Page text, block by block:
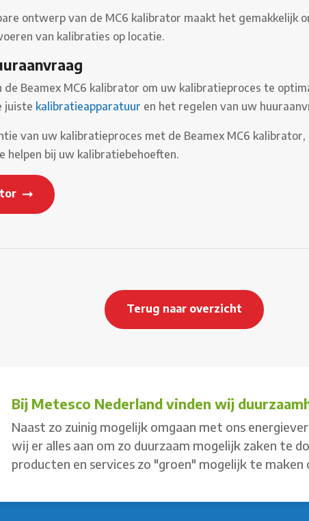
ontwerp van de MC6 kalibrator maakt het gemakkelijk
van kalibraties op locatie.
Beamex MC6 kalibrator om uw kalibratieproces te
juiste kalibratieapparatuur en het regelen van uw
van uw kalibratieproces met de Beamex MC6
helpen bij uw kalibratiebehoeften.
Terug naar overzicht
Bij Metesco Nederland vinden wij
Naast zo zuinig mogelijk omgaan met ons
wij er alles aan om zo duurzaam mogelijk zaken te
producten en services zo "groen" mogelijk te maken